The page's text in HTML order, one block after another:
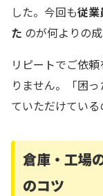
した。今回も従業
た のが何よりの成
リピートでご依
りません。「困
ていただけている
倉庫・工場
のコツ